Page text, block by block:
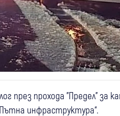
през прохода "Предел" за
инфраструктура“.